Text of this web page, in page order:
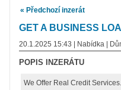
« Předchozí inzerát
GET A BUSINESS
20.1.2025 15:43 | Nabídka |
POPIS INZERÁTU
We Offer Real Credit